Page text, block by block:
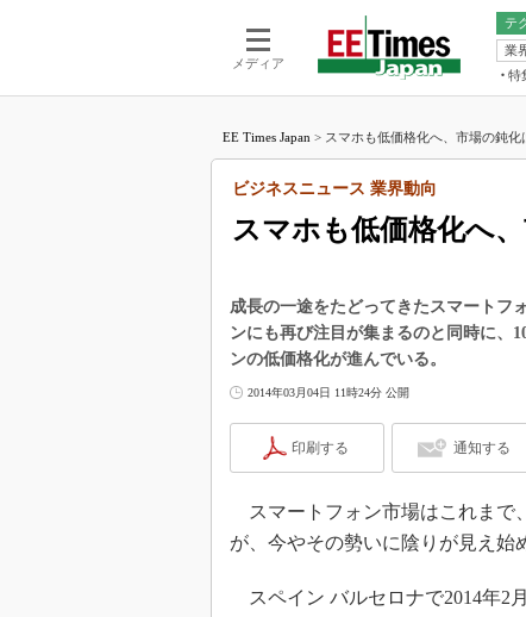
メディア
テ
電池／エネル
業
特
福田昭
大山
リタ
学漂流
この10
で起こ
製品分
光伝送
改革、
EE Times Japan > スマホも低価格化へ、市場の鈍化
スマホも低価格化へ
ビジネスニュース 業界動向
成長の一途をたどってきたスマートフ
ンにも再び注目が集まるのと同時に、
ンの低価格化が進んでいる。
2014年03月04日 11時24分 公開
印刷する 通知する
スマートフォン市場はこれまで
が、今やその勢いに陰りが見え始
スペイン バルセロナで2014年2